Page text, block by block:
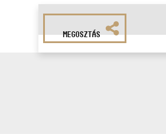
MEGOSZTÁS